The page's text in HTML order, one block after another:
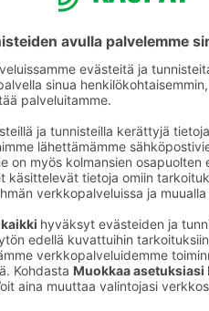
Tummapaahtoiset kahvipavut